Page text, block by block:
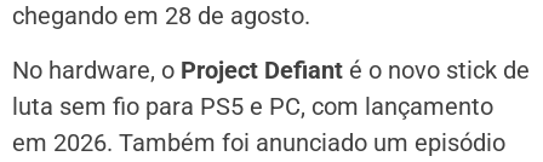
chegando em 28 de agosto.
No hardware, o Project Defiant é o novo stick de
luta sem fio para PS5 e PC, com lançamento
em 2026. Também foi anunciado um episódio